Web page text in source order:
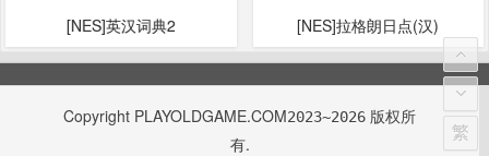
[NES]英汉词典2 [NES]拉格朗日点(汉)
Copyright PLAYOLDGAME.COM2023~2026 版权所
有.
繁